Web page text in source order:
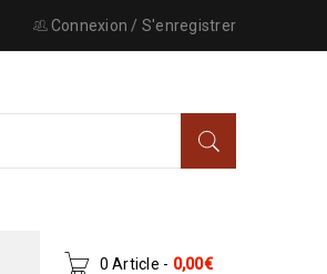
Connexion / S'enregistrer
0 Article - 0,00€